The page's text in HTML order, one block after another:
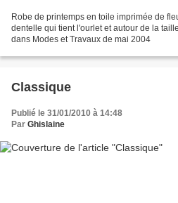
Robe de printemps en toile imprimée de
dentelle qui tient l'ourlet et autour de la
dans Modes et Travaux de mai 2004
Classique
Publié le 31/01/2010 à 14:48
Par Ghislaine